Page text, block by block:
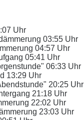
Uhr
03:55 Uhr
04:57 Uhr
05:41 Uhr
06:33 Uhr
13:29 Uhr
20:25 Uhr
21:18 Uhr
22:02 Uhr
23:03 Uhr